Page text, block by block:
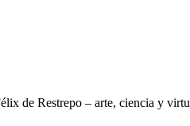
de Restrepo – arte, ciencia y